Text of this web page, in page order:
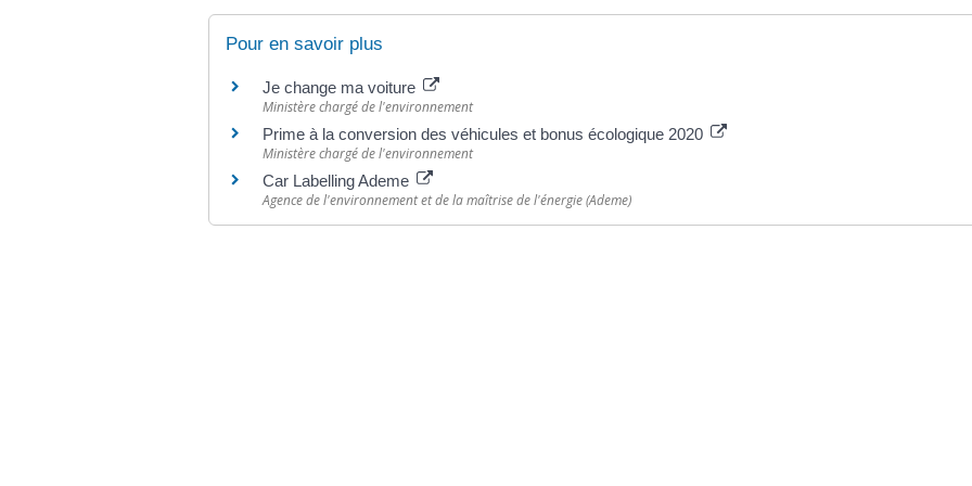
Pour en savoir plus
Je change ma voiture
Ministère chargé de l'environnement
Prime à la conversion des véhicules et bonus écologique 2020
Ministère chargé de l'environnement
Car Labelling Ademe
Agence de l'environnement et de la maîtrise de l'énergie (Ademe)